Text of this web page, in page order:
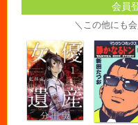
会員
＼この他にも